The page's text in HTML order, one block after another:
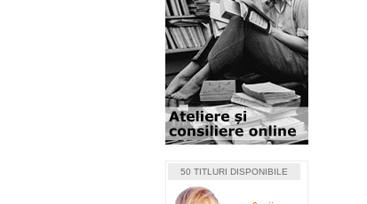
50 TITLURI DISPONIBILE